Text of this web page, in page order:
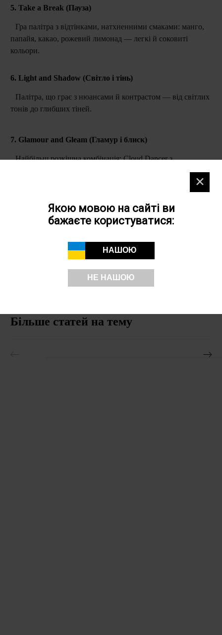
5. Take a Break (Пауза)
Гра палітра з відтінками, натхненними смаками: манго,
папайя, какао, рожевий лимонад — легкі й соковиті
кольори.
6. Light and Shadow (Світло і тінь)
Палітра, що грає з нюансами й контрастом — від світлих
тонів до глибших тіней.
7. Glamour and Gleam (Гламур і блиск)
Найбільш розкішна комбінація: Cloud Dancer з
https://www.pantone.com/eu/en/articles/color-of-the-year/color-
of-the-year-2026-color-palettes
Бiльше статей на тему
✕
Якою мовою на сайті ви
бажаєте користуватися:
НАШОЮ
НЕ НАШОЮ